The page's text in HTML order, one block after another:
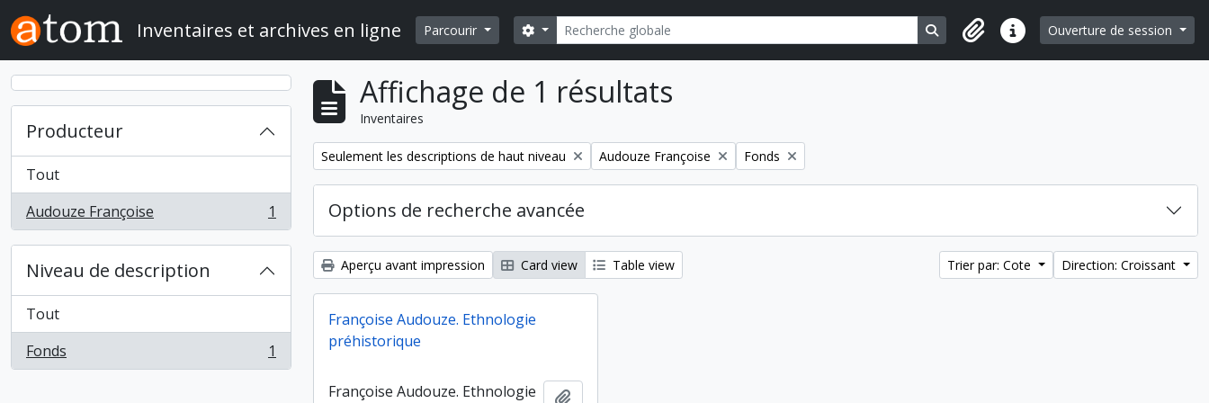
Skip to main content
Inventaires et archives en ligne Parcourir Rechercher
Search options Search in browse page
Liens rapidesOuverture de session
Producteur
Tout
Audouze Françoise
, 1 résultats 1
Niveau de description
Tout
Fonds
, 1 résultats 1
Affichage de 1 résultats
Inventaires
Remove filter:
Seulement les descriptions de haut niveau Remove filter:
Audouze Françoise Remove filter:
Fonds
Options de recherche avancée
Aperçu avant impression Card view Table view Trier par: Cote Direction: Croissant
Françoise Audouze. Ethnologie
préhistorique
Françoise Audouze. Ethnologie